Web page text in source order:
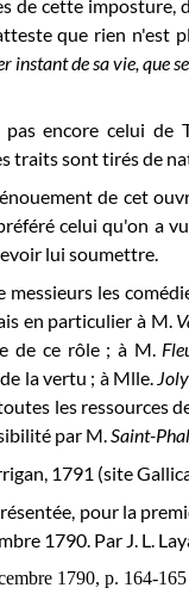
de cette imposture,
que rien n'est
de sa vie, que
encore celui
traits sont tirés de
de cet
celui qu'on a
lui soumettre.
messieurs les
en particulier à M.
de ce rôle ; à M.
la vertu ; à Mlle. Joly
les ressources
par M. Saint-Phal
1791 (site
pour la
1790. Par J. L.
1790, p. 164-165